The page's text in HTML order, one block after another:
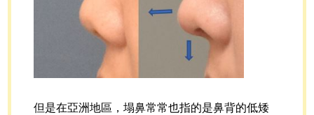
但是在亞洲地區，塌鼻常常也指的是鼻背的低矮